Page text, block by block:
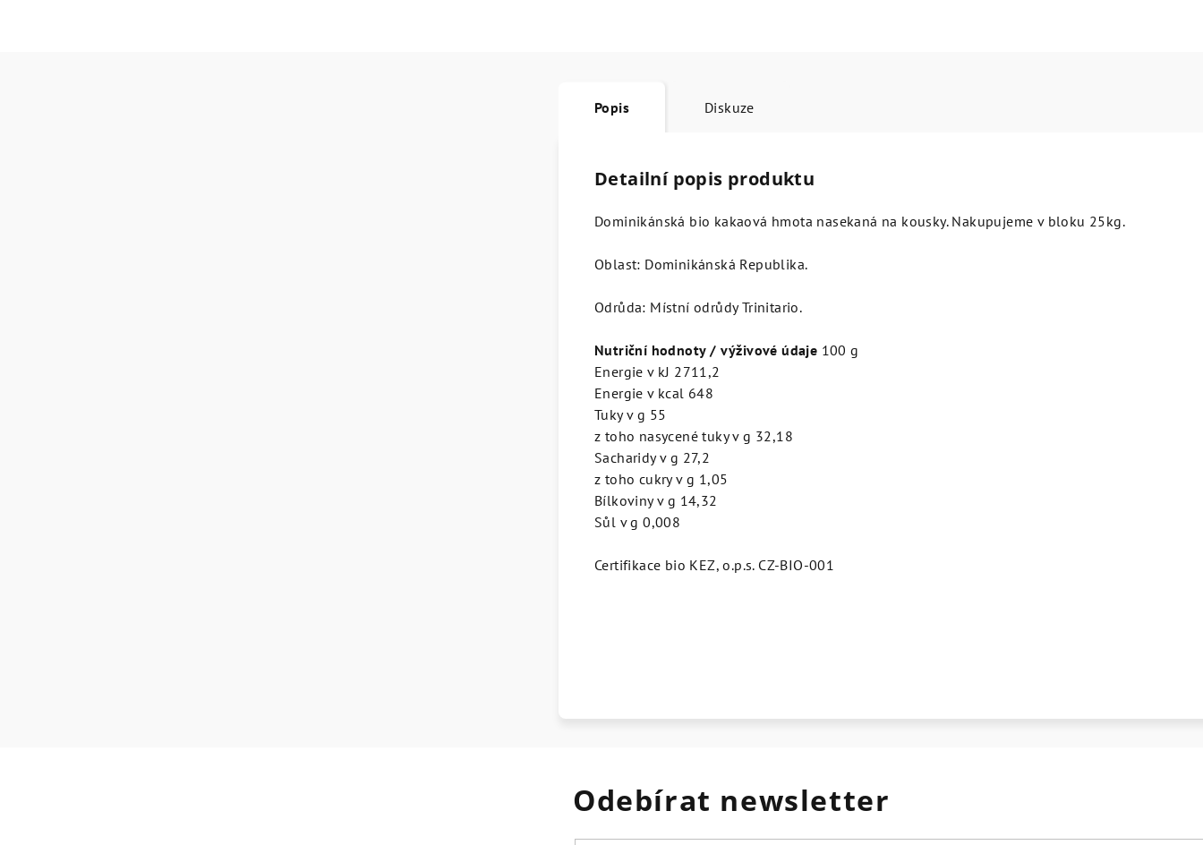
Popis Diskuze
Detailní popis produktu
Dominikánská bio kakaová hmota nasekaná na kousky. Nakupujeme v bloku 25kg.
Oblast: Dominikánská Republika.
Odrůda: Místní odrůdy Trinitario.
Nutriční hodnoty / výživové údaje 100 g
Energie v kJ 2711,2
Energie v kcal 648
Tuky v g 55
z toho nasycené tuky v g 32,18
Sacharidy v g 27,2
z toho cukry v g 1,05
Bílkoviny v g 14,32
Sůl v g 0,008
Certifikace bio KEZ, o.p.s. CZ-BIO-001
Odebírat newsletter